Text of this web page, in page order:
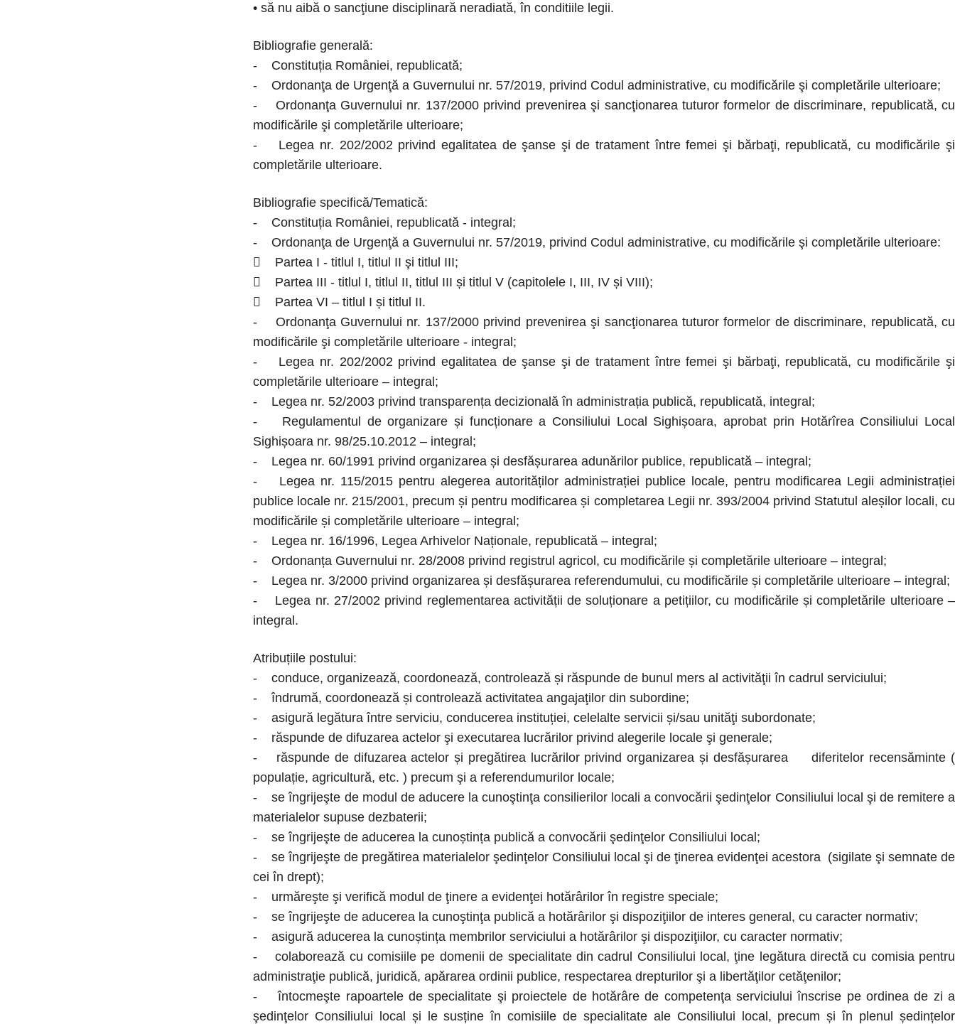
• să nu aibă o sancţiune disciplinară neradiată, în conditiile legii.
Bibliografie generală:
- Constituția României, republicată;
- Ordonanţa de Urgenţă a Guvernului nr. 57/2019, privind Codul administrative, cu modificările şi completările ulterioare;
- Ordonanţa Guvernului nr. 137/2000 privind prevenirea şi sancţionarea tuturor formelor de discriminare, republicată, cu
modificările şi completările ulterioare;
- Legea nr. 202/2002 privind egalitatea de şanse şi de tratament între femei şi bărbaţi, republicată, cu modificările şi
completările ulterioare.
Bibliografie specifică/Tematică:
- Constituția României, republicată - integral;
- Ordonanţa de Urgenţă a Guvernului nr. 57/2019, privind Codul administrative, cu modificările şi completările ulterioare:
 Partea I - titlul I, titlul II şi titlul III;
 Partea III - titlul I, titlul II, titlul III și titlul V (capitolele I, III, IV și VIII);
 Partea VI – titlul I și titlul II.
- Ordonanţa Guvernului nr. 137/2000 privind prevenirea şi sancţionarea tuturor formelor de discriminare, republicată, cu
modificările şi completările ulterioare - integral;
- Legea nr. 202/2002 privind egalitatea de şanse şi de tratament între femei şi bărbaţi, republicată, cu modificările şi
completările ulterioare – integral;
- Legea nr. 52/2003 privind transparența decizională în administrația publică, republicată, integral;
- Regulamentul de organizare și funcționare a Consiliului Local Sighișoara, aprobat prin Hotărîrea Consiliului Local
Sighișoara nr. 98/25.10.2012 – integral;
- Legea nr. 60/1991 privind organizarea și desfășurarea adunărilor publice, republicată – integral;
- Legea nr. 115/2015 pentru alegerea autorităților administrației publice locale, pentru modificarea Legii administrației
publice locale nr. 215/2001, precum și pentru modificarea și completarea Legii nr. 393/2004 privind Statutul aleșilor locali, cu
modificările și completările ulterioare – integral;
- Legea nr. 16/1996, Legea Arhivelor Naționale, republicată – integral;
- Ordonanța Guvernului nr. 28/2008 privind registrul agricol, cu modificările și completările ulterioare – integral;
- Legea nr. 3/2000 privind organizarea și desfășurarea referendumului, cu modificările și completările ulterioare – integral;
- Legea nr. 27/2002 privind reglementarea activității de soluționare a petițiilor, cu modificările și completările ulterioare –
integral.
Atribuțiile postului:
- conduce, organizează, coordonează, controlează și răspunde de bunul mers al activităţii în cadrul serviciului;
- îndrumă, coordonează și controlează activitatea angajaţilor din subordine;
- asigură legătura între serviciu, conducerea instituției, celelalte servicii și/sau unităţi subordonate;
- răspunde de difuzarea actelor şi executarea lucrărilor privind alegerile locale şi generale;
- răspunde de difuzarea actelor și pregătirea lucrărilor privind organizarea și desfășurarea diferitelor recensăminte (
populație, agricultură, etc. ) precum şi a referendumurilor locale;
- se îngrijeşte de modul de aducere la cunoştinţa consilierilor locali a convocării şedinţelor Consiliului local şi de remitere a
materialelor supuse dezbaterii;
- se îngrijeşte de aducerea la cunoștința publică a convocării şedinţelor Consiliului local;
- se îngrijeşte de pregătirea materialelor şedinţelor Consiliului local şi de ţinerea evidenţei acestora (sigilate şi semnate de
cei în drept);
- urmăreşte şi verifică modul de ţinere a evidenţei hotărârilor în registre speciale;
- se îngrijeşte de aducerea la cunoştinţa publică a hotărârilor şi dispoziţiilor de interes general, cu caracter normativ;
- asigură aducerea la cunoștința membrilor serviciului a hotărârilor şi dispoziţiilor, cu caracter normativ;
- colaborează cu comisiile pe domenii de specialitate din cadrul Consiliului local, ţine legătura directă cu comisia pentru
administraţie publică, juridică, apărarea ordinii publice, respectarea drepturilor şi a libertăţilor cetăţenilor;
- întocmeşte rapoartele de specialitate şi proiectele de hotărâre de competenţa serviciului înscrise pe ordinea de zi a
şedinţelor Consiliului local și le susține în comisiile de specialitate ale Consiliului local, precum și în plenul ședințelor